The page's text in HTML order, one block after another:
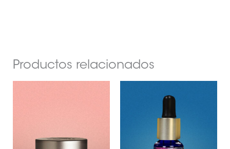
Productos relacionados